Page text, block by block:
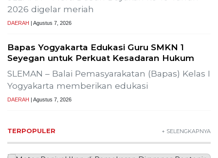
2026 digelar meriah
DAERAH | Agustus 7, 2026
Bapas Yogyakarta Edukasi Guru SMKN 1
Seyegan untuk Perkuat Kesadaran Hukum
SLEMAN – Balai Pemasyarakatan (Bapas) Kelas I
Yogyakarta memberikan edukasi
DAERAH | Agustus 7, 2026
TERPOPULER + SELENGKAPNYA